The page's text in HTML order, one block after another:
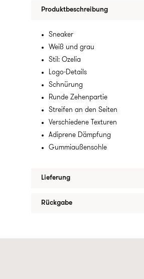
Produktbeschreibung
Sneaker
Weiß und grau
Stil: Ozelia
Logo-Details
Schnürung
Runde Zehenpartie
Streifen an den Seiten
Verschiedene Texturen
Adiprene Dämpfung
Gummiaußensohle
Lieferung
Rückgabe